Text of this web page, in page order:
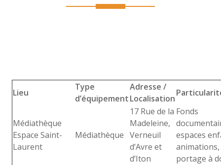
Lieu
Type
d’équipement
Adresse /
Localisation
Médiathèque
Espace Saint-
Laurent
Médiathèque
17 Rue de la
Madeleine,
Verneuil
d’Avre et
d’Iton
Fonds
espaces
animations,
portage à